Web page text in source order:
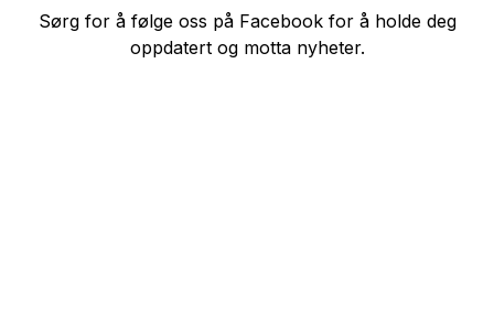
Sørg for å følge oss på Facebook for å holde deg
oppdatert og motta nyheter.